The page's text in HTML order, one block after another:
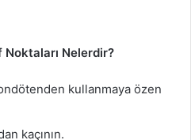
Noktaları Nelerdir?
kullanmaya özen
kaçının.